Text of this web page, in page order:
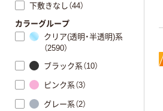
下敷きなし（44）
カラーグループ
クリア(透明・半透明)系
（2590）
ブラック系（10）
ピンク系（3）
グレー系（2）